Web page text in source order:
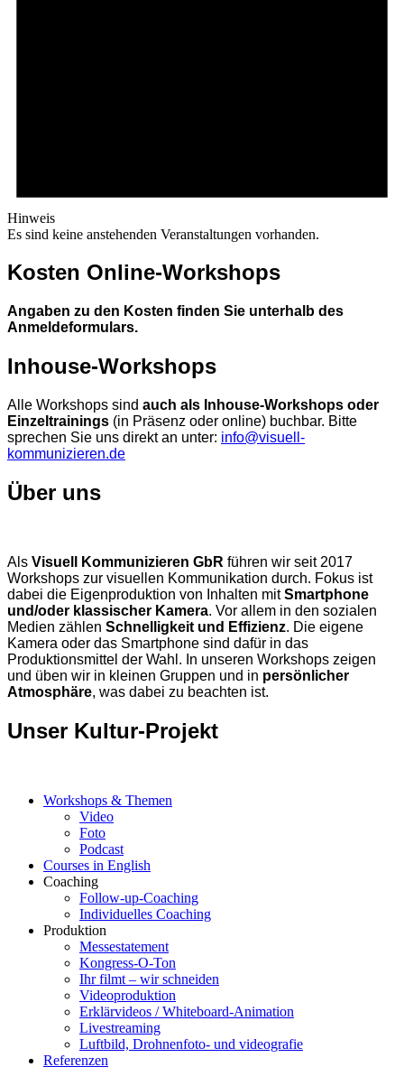
Hinweis
Es sind keine anstehenden Veranstaltungen vorhanden.
Kosten Online-Workshops
Angaben zu den Kosten finden Sie unterhalb des
Anmeldeformulars.
Inhouse-Workshops
Alle Workshops sind auch als Inhouse-Workshops oder
Einzeltrainings (in Präsenz oder online) buchbar. Bitte
sprechen Sie uns direkt an unter: info@visuell-
kommunizieren.de
Über uns
Als Visuell Kommunizieren GbR führen wir seit 2017
Workshops zur visuellen Kommunikation durch. Fokus ist
dabei die Eigenproduktion von Inhalten mitSmartphone
und/oder klassischer Kamera. Vor allem in den sozialen
Medien zählen Schnelligkeit und Effizienz. Die eigene
Kamera oder das Smartphone sind dafür in das
Produktionsmittel der Wahl. In unseren Workshops zeigen
und üben wir in kleinen Gruppen und in persönlicher
Atmosphäre, was dabei zu beachten ist.
Unser Kultur-Projekt
Workshops & Themen
Video
Foto
Podcast
Courses in English
Coaching
Follow-up-Coaching
Individuelles Coaching
Produktion
Messestatement
Kongress-O-Ton
Ihr filmt – wir schneiden
Videoproduktion
Erklärvideos / Whiteboard-Animation
Livestreaming
Luftbild, Drohnenfoto- und videografie
Referenzen